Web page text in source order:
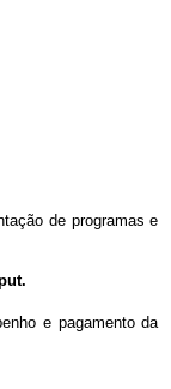
de programas e
e pagamento da